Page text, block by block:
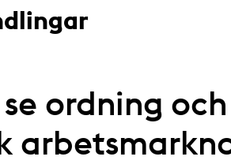
ordning